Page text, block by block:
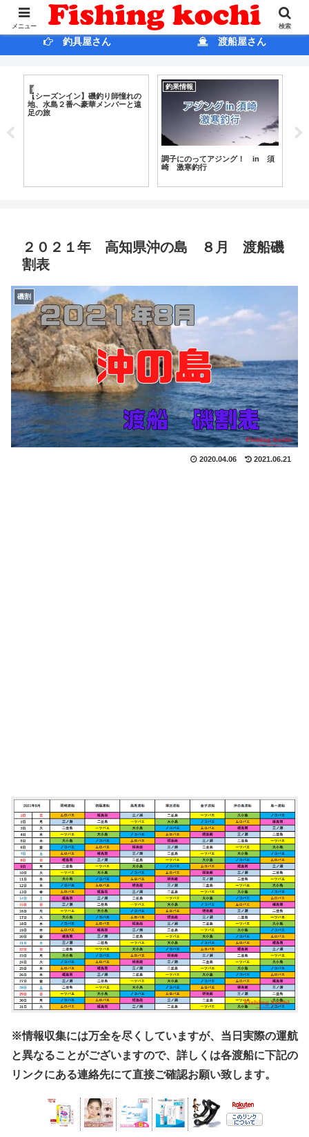
ホ ー ム ブログ
釣具屋さん 渡船屋さん
釣果情報
【シーズンイン】磯釣り師憧れの
地、水島２番へ豪華メンバーと遠
足の旅
釣果情報
調子にのってアジング！ in 須
崎 激寒釣行
２０２１年 高知県沖の島 ８月 渡船磯
割表
磯割
2020.04.06 2021.06.21
※情報収集には万全を尽くしていますが、当日実際の運航
と異なることがございますので、詳しくは各渡船に下記の
リンクにある連絡先にて直接ご確認お願い致します。
メニュー 検索